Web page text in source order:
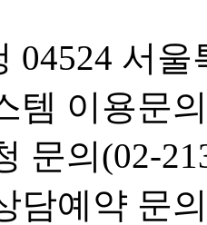
04524 서
템 이용문
문의(02-
담예약 문